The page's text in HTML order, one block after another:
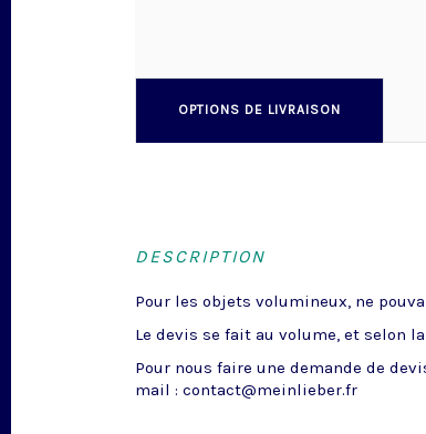
OPTIONS DE LIVRAISON
DESCRIPTION
Pour les objets volumineux, ne
Le devis se fait au volume, et selon
Pour nous faire une demande de
mail : contact@meinlieber.fr